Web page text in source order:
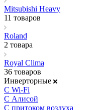
Mitsubishi Heavy
11 товаров
Roland
2 товара
Royal Clima
36 товаров
Инверторные
С Wi-Fi
С Алисой
С притоком воздуха